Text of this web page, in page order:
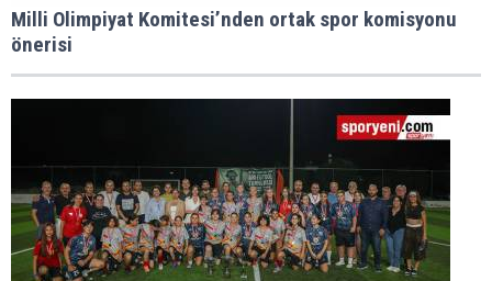
Milli Olimpiyat Komitesi’nden ortak spor komisyonu
önerisi